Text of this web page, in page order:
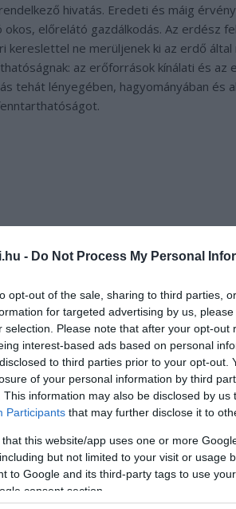
- Do Not Process My Personal
opt-out of the sale, sharing to third parties,
for targeted advertising by us,
selection. Please note that after your opt-out
interest-based ads based on personal
to third parties prior to your opt-out.
of your personal information by third
This information may also be disclosed by us
Participants that may further disclose it to
that this website/app uses one or more
but not limited to your visit or usage
to Google and its third-party tags to use
consent section.
hivatás. Eredeti és máig
előrelátó gazdálkodás. Az erdész
kereslettel ne merüljenek ki az erdő
az erőforrások kínálati és az
tehát lényegében, hagyományában és
az idei, XXV.
témája:
Tamás fotóművész készítette.